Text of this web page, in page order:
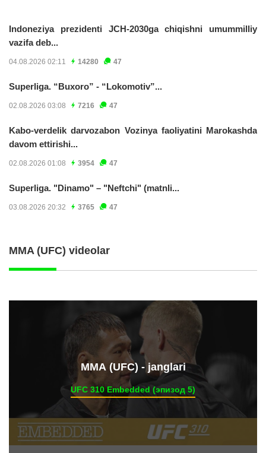
Indoneziya prezidenti JCH-2030ga chiqishni umummilliy
vazifa deb...
04.08.2026 02:11 14280 47
Superliga. “Buxoro” - “Lokomotiv”...
02.08.2026 03:08 7216 47
Kabo-verdelik darvozabon Vozinya faoliyatini Marokashda
davom ettirishi...
02.08.2026 01:08 3954 47
Superliga. "Dinamo" – "Neftchi" (matnli...
03.08.2026 20:32 3765 47
MMA (UFC) videolar
ММА (UFC) - janglari
UFC 310 Embedded (эпизод 5)